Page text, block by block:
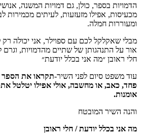
הדמויות בספר, כולן, גם דמויות המשנה,
מכעיסות, אפילו מזעזעות, לעיתים מכמירות
ומעוררות חמלה.
מבלי שאקלקל לכם עם ספוילר, אני יכולה
אור על התנהגותן של שתיים מהדמויות,
חלי ראובן ״מה אני בכלל יודעת״
עוד משפט סיום לפני השיר-תקראו את הספר
פחד, כאב, או מחשבה, אולי אפילו יטלטל
אומנות.
והנה השיר המובטח
מה אני בכלל יודעת / חלי ראובן